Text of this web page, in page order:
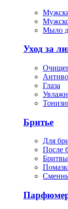
Мыло
Уход за
Глаза
Бритье
Для
После
Бритвы